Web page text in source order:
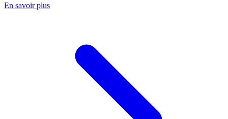
En savoir plus